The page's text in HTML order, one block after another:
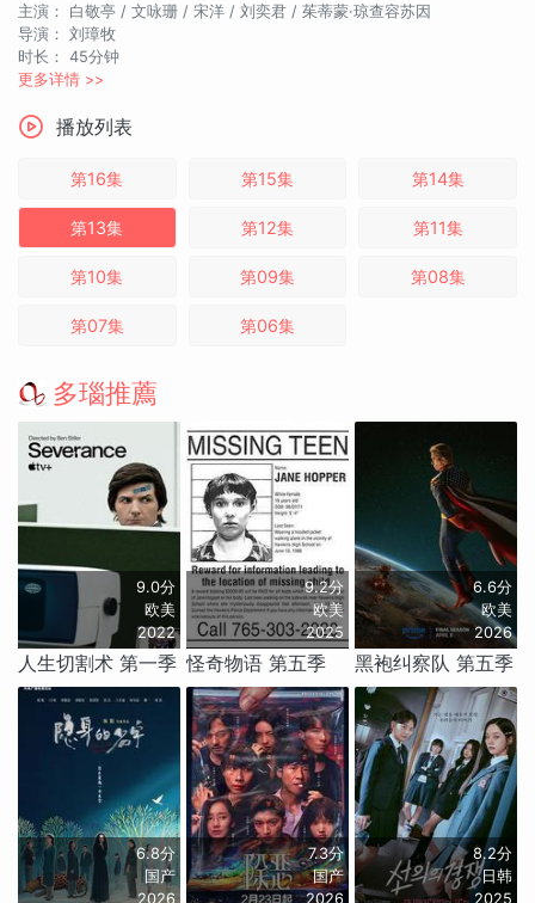
主演： 白敬亭 / 文咏珊 / 宋洋 / 刘奕君 / 茱蒂蒙·琼查容苏因
导演： 刘璋牧
时长： 45分钟
更多详情 >>
播放列表
第16集 第15集 第14集
第13集 第12集 第11集
第10集 第09集 第08集
第07集 第06集
多瑙推薦
9.0分
欧美
2022
人生切割术 第一季
9.2分
欧美
2025
怪奇物语 第五季
6.6分
欧美
2026
黑袍纠察队 第五季
6.8分
国产
2026
7.3分
国产
2026
8.2分
日韩
2025